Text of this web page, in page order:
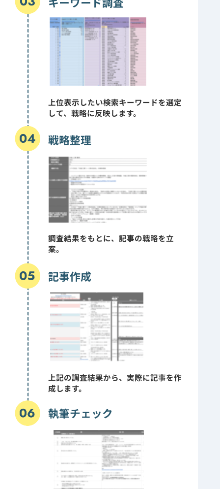
上位表示したい検索キーワードを選定
して、戦略に反映します。
戦略整理
調査結果をもとに、記事の戦略を立
案。
記事作成
上記の調査結果から、実際に記事を作
成します。
執筆チェック